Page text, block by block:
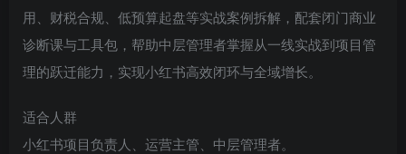
用、财税合规、低预算起盘等实战案例拆解，配套闭门商业
诊断课与工具包，帮助中层管理者掌握从一线实战到项目管
理的跃迁能力，实现小红书高效闭环与全域增长。
适合人群
小红书项目负责人、运营主管、中层管理者。